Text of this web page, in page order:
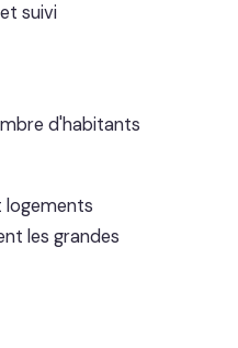
suivi
d'habitants
logements
les grandes